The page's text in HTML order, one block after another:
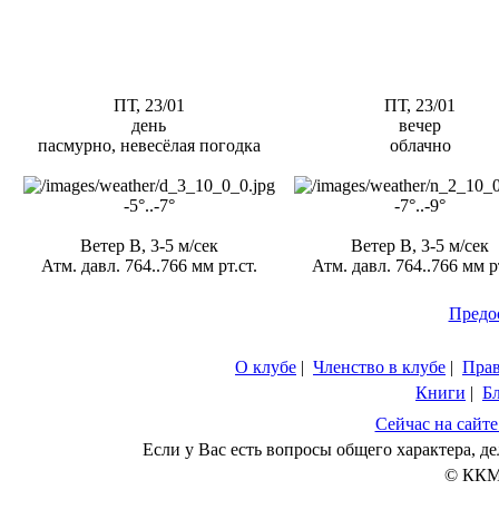
ПТ, 23/01
день
пасмурно, невесёлая погодка
-5°..-7°
Ветер В, 3-5 м/сек
Атм. давл. 764..766 мм рт.ст.
ПТ, 23/01
вечер
облачно
-7°..-9°
Ветер В, 3-5 м/сек
Атм. давл. 764..766 мм
О клубе | Членство в клубе |
Книги |
Сейчас на
Если у Вас есть вопросы общего характера,
© ККМ